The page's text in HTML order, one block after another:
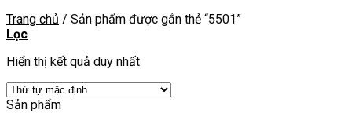
Trang chủ / Sản phẩm được gắn thẻ “5501”
Lọc
Hiển thị kết quả duy nhất
Sản phẩm